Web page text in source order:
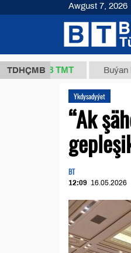
TDHÇMB
37,8 ТМТ Buýan
Ykdysadyýet
“Ak
BT
12:09 16.05.2026
Awgust 7, 2026